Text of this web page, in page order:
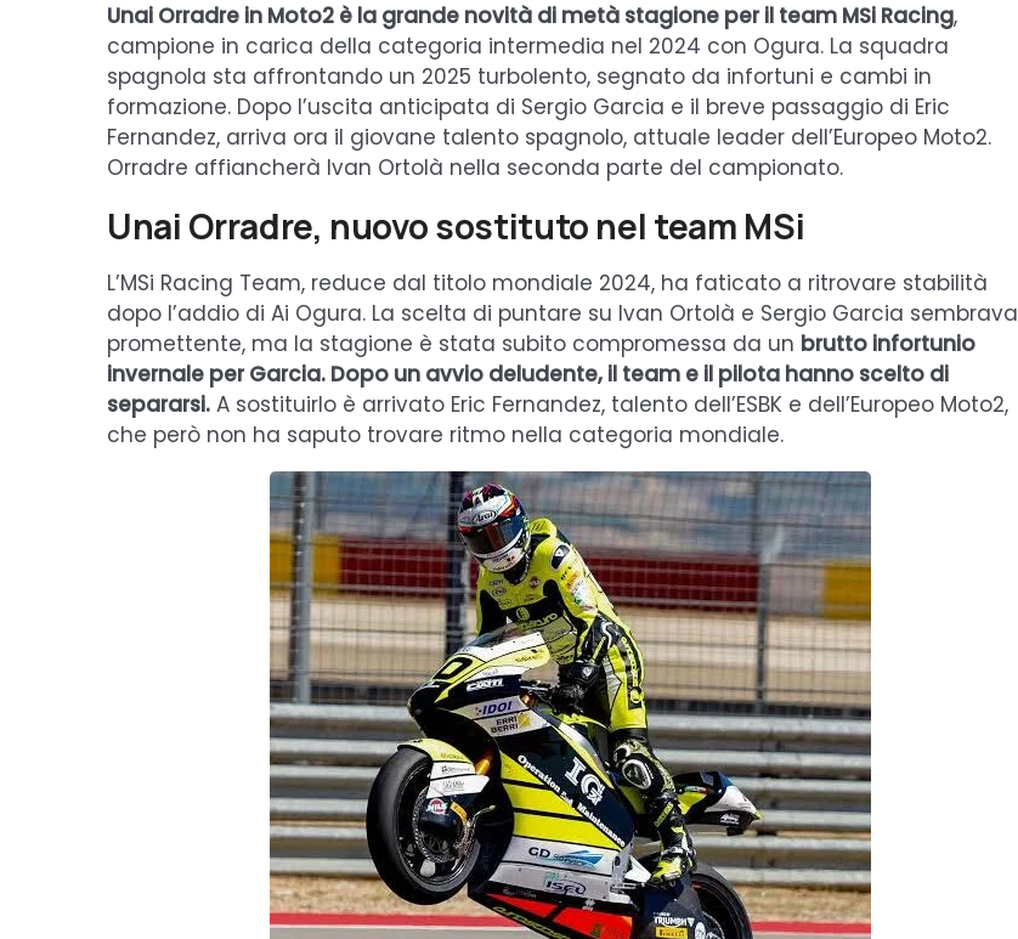
Unai Orradre in Moto2 è la grande novità di metà stagione per il team MSi Racing,
campione in carica della categoria intermedia nel 2024 con Ogura. La squadra
spagnola sta affrontando un 2025 turbolento, segnato da infortuni e cambi in
formazione. Dopo l’uscita anticipata di Sergio Garcia e il breve passaggio di Eric
Fernandez, arriva ora il giovane talento spagnolo, attuale leader dell’Europeo Moto2.
Orradre affiancherà Ivan Ortolà nella seconda parte del campionato.
Unai Orradre, nuovo sostituto nel team MSi
L’MSi Racing Team, reduce dal titolo mondiale 2024, ha faticato a ritrovare stabilità
dopo l’addio di Ai Ogura. La scelta di puntare su Ivan Ortolà e Sergio Garcia sembrava
promettente, ma la stagione è stata subito compromessa da un brutto infortunio
invernale per Garcia. Dopo un avvio deludente, il team e il pilota hanno scelto di
separarsi. A sostituirlo è arrivato Eric Fernandez, talento dell’ESBK e dell’Europeo Moto2,
che però non ha saputo trovare ritmo nella categoria mondiale.